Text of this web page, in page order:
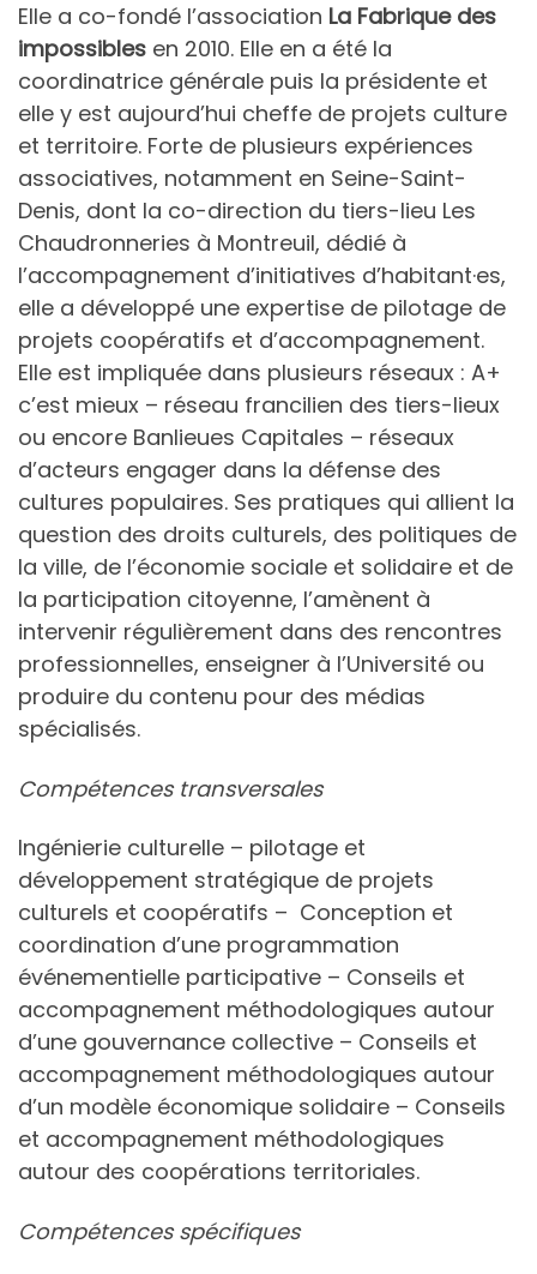
Elle a co-fondé l’association La Fabrique des
impossibles en 2010. Elle en a été la
coordinatrice générale puis la présidente et
elle y est aujourd’hui cheffe de projets culture
et territoire. Forte de plusieurs expériences
associatives, notamment en Seine-Saint-
Denis, dont la co-direction du tiers-lieu Les
Chaudronneries à Montreuil, dédié à
l’accompagnement d’initiatives d’habitant·es,
elle a développé une expertise de pilotage de
projets coopératifs et d’accompagnement.
Elle est impliquée dans plusieurs réseaux : A+
c’est mieux – réseau francilien des tiers-lieux
ou encore Banlieues Capitales – réseaux
d’acteurs engager dans la défense des
cultures populaires. Ses pratiques qui allient la
question des droits culturels, des politiques de
la ville, de l’économie sociale et solidaire et de
la participation citoyenne, l’amènent à
intervenir régulièrement dans des rencontres
professionnelles, enseigner à l’Université ou
produire du contenu pour des médias
spécialisés.
Compétences transversales
Ingénierie culturelle – pilotage et
développement stratégique de projets
culturels et coopératifs – Conception et
coordination d’une programmation
événementielle participative – Conseils et
accompagnement méthodologiques autour
d’une gouvernance collective – Conseils et
accompagnement méthodologiques autour
d’un modèle économique solidaire – Conseils
et accompagnement méthodologiques
autour des coopérations territoriales.
Compétences spécifiques